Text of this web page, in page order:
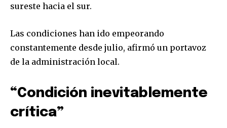
sureste hacia el sur.
Las condiciones han ido empeorando
constantemente desde julio, afirmó un portavoz
de la administración local.
“Condición inevitablemente
crítica”